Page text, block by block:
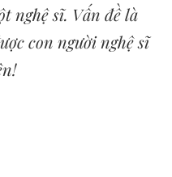
nghệ sĩ. Vấn đề là
con người nghệ sĩ